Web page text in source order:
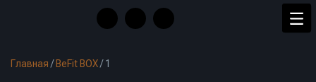
Главная / BeFit BOX/1